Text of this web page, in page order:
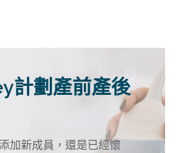
計劃產前產後
加新成員，還是已經懷